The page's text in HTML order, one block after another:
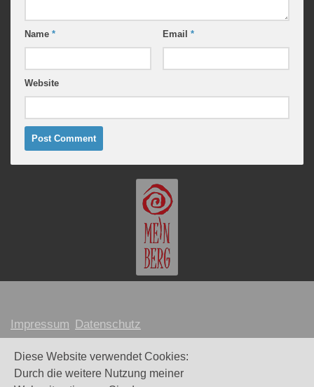
Name * Email *
Website
Impressum Datenschutz
MARION MEINBERG © 2026
Webdesign und Umsetzung:Maike Littkemann
Diese Website verwendet Cookies:
Durch die weitere Nutzung meiner